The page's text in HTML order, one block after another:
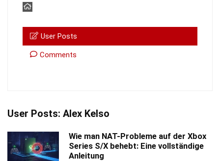
User Posts
Comments
User Posts: Alex Kelso
Wie man NAT-Probleme auf der Xbox
Series S/X behebt: Eine vollständige
Anleitung